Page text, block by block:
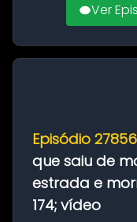
Ver
Episódio
que saiu de
estrada e
174; vídeo